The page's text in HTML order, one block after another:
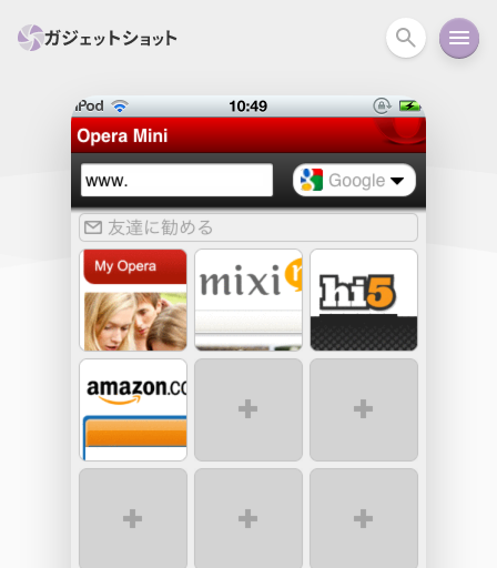
スマホ PC関連 カメラ
セール情報 スマートホーム アクションカメラ カメラ
iPhone iPad Mac Android
ニュース